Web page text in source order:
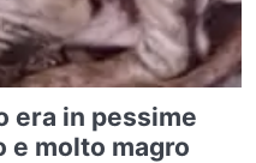
era in pessime
e molto magro